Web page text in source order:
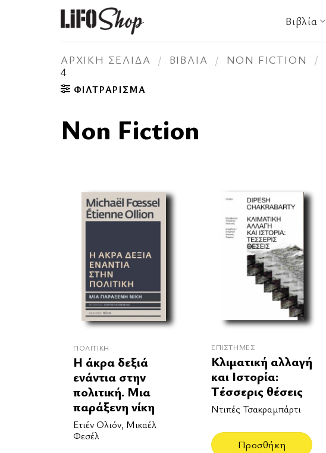
Βιβλία
ΑΡΧΙΚΉ ΣΕΛΊΔΑ / ΒΙΒΛΊΑ / NON FICTION /
4
ΦΙΛΤΡΆΡΙΣΜΑ
Non Fiction
ΠΟΛΙΤΙΚΉ
Η άκρα δεξιά
ενάντια στην
πολιτική. Μια
παράξενη νίκη
Ετιέν Ολιόν, Μικαέλ
Φεσέλ
ΕΠΙΣΤΉΜΕΣ
Κλιματική αλλαγή
και Ιστορία:
Τέσσερις θέσεις
Ντιπές Τσακραμπάρτι
Προσθήκη